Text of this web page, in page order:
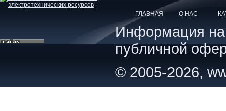
ГЛАВНАЯ О НАС
Информация на
публичной
© 2005-2026,